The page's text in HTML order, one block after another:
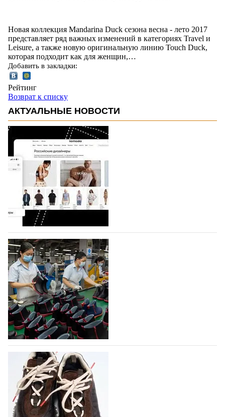
Новая коллекция Mandarina Duck сезона весна - лето 2017
представляет ряд важных изменений в категориях Travel и
Leisure, а также новую оригинальную линию Touch Duck,
которая подходит как для женщин,…
Добавить в закладки:
Рейтинг
Возврат к списку
АКТУАЛЬНЫЕ НОВОСТИ
На платформе Lamoda - новый раздел и
условия продвижения локальных
дизайнерских марок
Российский маркетплейс Lamoda решил обновить
раздел для продажи продукции локальных
дизайнерских марок одежды, обуви и аксессуаров.
Бренды также получат маркетинговую…
06.08.2026 342
Объем мирового производства обуви в
2025 году практически не увеличился
В 2025 году мировое производство обуви
практически не изменилось, зафиксировав